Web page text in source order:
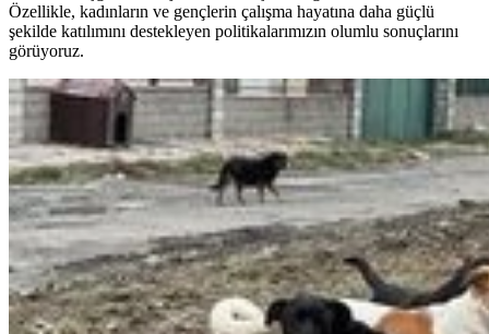
Özellikle, kadınların ve gençlerin çalışma hayatına daha güçlü
şekilde katılımını destekleyen politikalarımızın olumlu sonuçlarını
görüyoruz.